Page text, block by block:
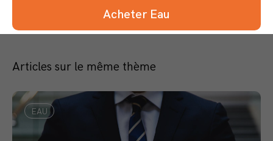
Acheter Eau
Articles sur le même thème
EAU